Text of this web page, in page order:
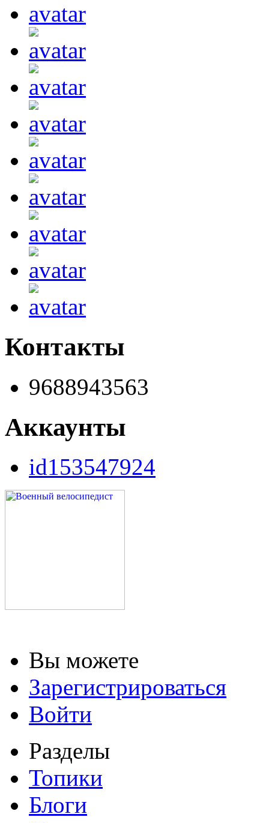
Контакты
9688943563
Аккаунты
id153547924
Вы можете
Зарегистрироваться
Войти
Разделы
Топики
Блоги